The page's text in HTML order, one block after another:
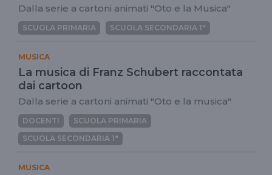
Dalla serie a cartoni animati "Oto e la Musica"
SCUOLA PRIMARIA SCUOLA SECONDARIA 1°
MUSICA
La musica di Franz Schubert raccontata
dai cartoon
Dalla serie a cartoni animati "Oto e la musica"
DOCENTI
SCUOLA PRIMARIA
SCUOLA SECONDARIA 1°
MUSICA